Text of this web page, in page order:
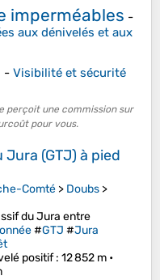
imperméables -
aux dénivelés et aux
- Visibilité et sécurité
perçoit une commission sur
pour vous.
Jura (GTJ) à pied
Comté > Doubs >
du Jura entre
#GTJ #Jura
positif: 12 852 m •